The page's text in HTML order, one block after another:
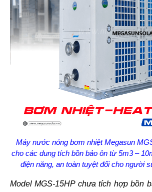
Máy nước nóng bơm nhiệt Megasun
cho các dung tích bồn bảo ôn từ 5m3 –
điện năng, an toàn tuyệt đối cho người
Model MGS-15HP chưa tích hợp bồn